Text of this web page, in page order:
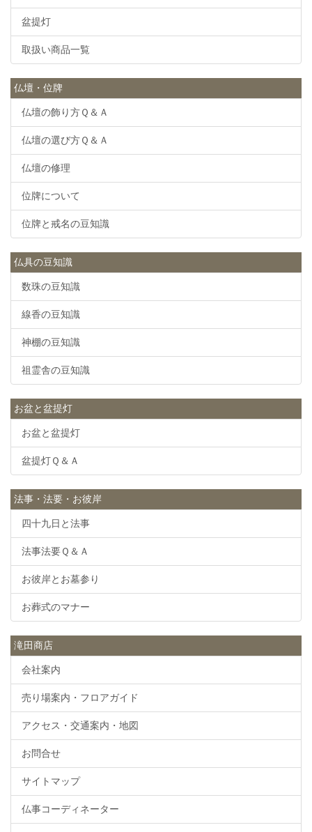
盆提灯
取扱い商品一覧
仏壇・位牌
仏壇の飾り方Ｑ＆Ａ
仏壇の選び方Ｑ＆Ａ
仏壇の修理
位牌について
位牌と戒名の豆知識
仏具の豆知識
数珠の豆知識
線香の豆知識
神棚の豆知識
祖霊舎の豆知識
お盆と盆提灯
お盆と盆提灯
盆提灯Ｑ＆Ａ
法事・法要・お彼岸
四十九日と法事
法事法要Ｑ＆Ａ
お彼岸とお墓参り
お葬式のマナー
滝田商店
会社案内
売り場案内・フロアガイド
アクセス・交通案内・地図
お問合せ
サイトマップ
仏事コーディネーター